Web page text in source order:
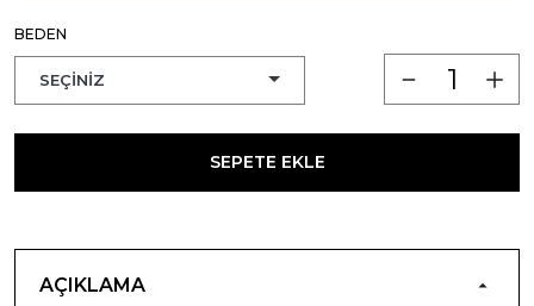
BEDEN
SEPETE EKLE
AÇIKLAMA